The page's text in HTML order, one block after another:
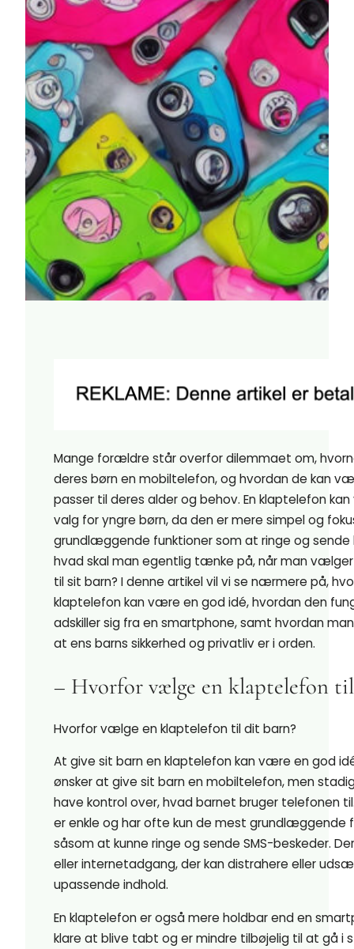
Mange forældre står overfor dilemmaet om,
deres børn en mobiltelefon, og hvordan de kan
passer til deres alder og behov. En klaptelefon
valg for yngre børn, da den er mere simpel og
grundlæggende funktioner som at ringe og sende
hvad skal man egentlig tænke på, når man
til sit barn? I denne artikel vil vi se nærmere på,
klaptelefon kan være en god idé, hvordan den
adskiller sig fra en smartphone, samt hvordan man
at ens barns sikkerhed og privatliv er i orden.
– Hvorfor vælge en klaptelefon
Hvorfor vælge en klaptelefon til dit barn?
At give sit barn en klaptelefon kan være en god
ønsker at give sit barn en mobiltelefon, men
have kontrol over, hvad barnet bruger telefonen
er enkle og har ofte kun de mest grundlæggende
såsom at kunne ringe og sende SMS-beskeder.
eller internetadgang, der kan distrahere eller
upassende indhold.
En klaptelefon er også mere holdbar end en
klare at blive tabt og er mindre tilbøjelig til at gå i